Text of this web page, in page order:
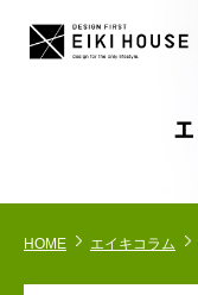
HOME エイキコラム